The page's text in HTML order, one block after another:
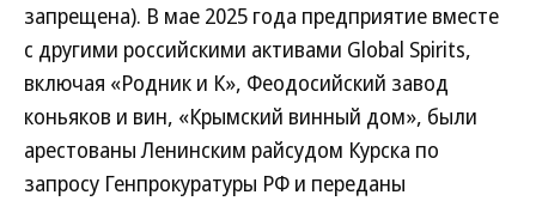
запрещена). В мае 2025 года предприятие вместе
с другими российскими активами Global Spirits,
включая «Родник и К», Феодосийский завод
коньяков и вин, «Крымский винный дом», были
арестованы Ленинским райсудом Курска по
запросу Генпрокуратуры РФ и переданы